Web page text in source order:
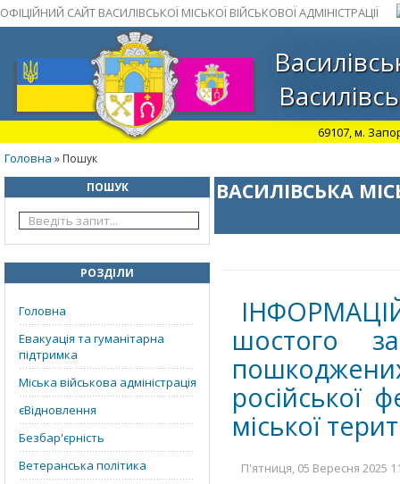
ОФІЦІЙНИЙ САЙТ ВАСИЛІВСЬКОЇ МІСЬКОЇ ВІЙСЬКОВОЇ АДМІНІСТРАЦІЇ
69107, м.
Головна » Пошук
ПОШУК
РОЗДІЛИ
Головна
Евакуація та гуманітарна
підтримка
Міська військова адміністрація
єВідновлення
Безбар'єрність
Ветеранська політика
ВАСИЛІВСЬКА
шостого
російської
міської
П'ятниця, 05 Вересня 2025